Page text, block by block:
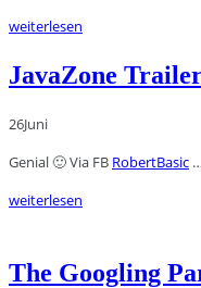
weiterlesen
JavaZone
26Juni
Genial 🙂 Via FB RobertBasic …
weiterlesen
The Googling